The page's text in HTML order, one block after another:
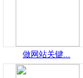
做网站关键...